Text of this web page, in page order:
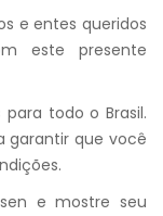
e entes queridos
este presente
para todo o Brasil.
garantir que você
e mostre seu